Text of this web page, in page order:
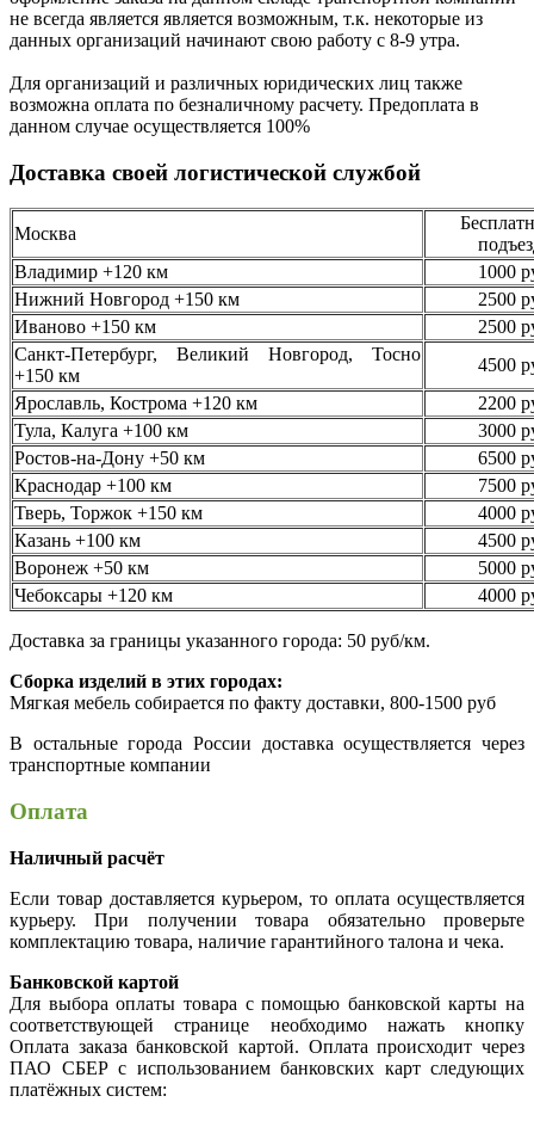
не всегда является является возможным, т.к. некоторые из
данных организаций начинают свою работу с 8-9 утра.
Для организаций и различных юридических лиц также
возможна оплата по безналичному расчету. Предоплата в
данном случае осуществляется 100%
Доставка своей логистической службой
Москва
Владимир +120 км
1000
Нижний Новгород +150 км
2500
Иваново +150 км
2500
Санкт-Петербург, Великий Новгород, Тосно
+150 км
4500
Ярославль, Кострома +120 км
2200
Тула, Калуга +100 км
3000
Ростов-на-Дону +50 км
6500
Краснодар +100 км
7500
Тверь, Торжок +150 км
4000
Казань +100 км
4500
Воронеж +50 км
5000
Чебоксары +120 км
4000
Доставка за границы указанного города: 50 руб/км.
Сборка изделий в этих городах:
Мягкая мебель собирается по факту доставки, 800-1500 руб
В остальные города России доставка осуществляется через
транспортные компании
Оплата
Наличный расчёт
Если товар доставляется курьером, то оплата осуществляется
курьеру. При получении товара обязательно проверьте
комплектацию товара, наличие гарантийного талона и чека.
Банковской картой
Для выбора оплаты товара с помощью банковской карты на
соответствующей странице необходимо нажать кнопку
Оплата заказа банковской картой. Оплата происходит через
ПАО СБЕР с использованием банковских карт следующих
платёжных систем: